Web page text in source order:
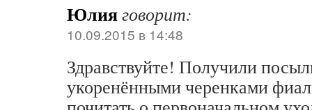
Юлияговорит:
10.09.2015 в 14:48
Здравствуйте! Получили
укоренёнными черенками